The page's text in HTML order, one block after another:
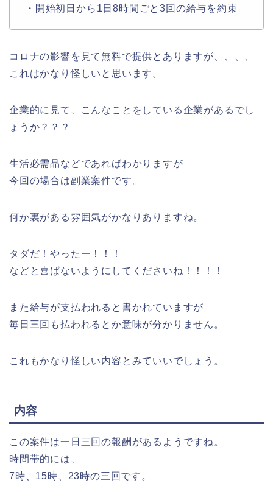
・開始初日から1日8時間ごと3回の給与を約束
コロナの影響を見て無料で提供とありますが、、、、
これはかなり怪しいと思います。
企業的に見て、こんなことをしている企業があるでし
ょうか？？？
生活必需品などであればわかりますが
今回の場合は副業案件です。
何か裏がある雰囲気がかなりありますね。
タダだ！やったー！！！
などと喜ばないようにしてくださいね！！！！
また給与が支払われると書かれていますが
毎日三回も払われるとか意味が分かりません。
これもかなり怪しい内容とみていいでしょう。
内容
この案件は一日三回の報酬があるようですね。
時間帯的には、
7時、15時、23時の三回です。